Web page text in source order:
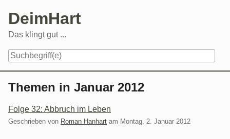
content
DeimHart
Das klingt gut ...
Themen in Januar 2012
Folge 32: Abbruch im Leben
Geschrieben von Roman Hanhart am Montag, 2. Januar 2012